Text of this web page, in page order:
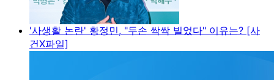
'사생활 논란' 황정민, "두손 싹싹 빌었다" 이유는? [사
건X파일]